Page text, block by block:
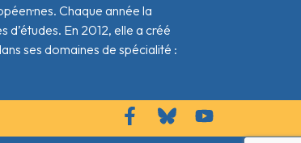
Chaque année la
En 2012, elle a créé
ses domaines de spécialité :